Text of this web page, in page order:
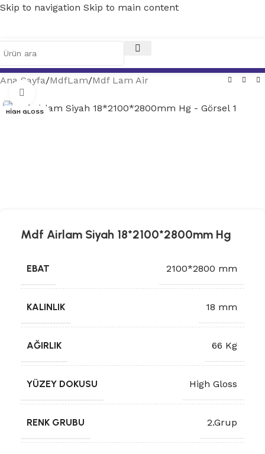
Skip to navigation Skip to main content
Ana Sayfa/MdfLam/Mdf Lam Air
HIGH GLOSS
Mdf Airlam Siyah 18*2100*2800mm Hg
EBAT 2100*2800 mm
KALINLIK 18 mm
AĞIRLIK 66 Kg
YÜZEY DOKUSU High Gloss
RENK GRUBU 2.Grup